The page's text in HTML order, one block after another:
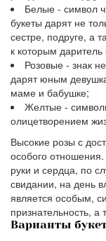
Белые - символ
букеты дарят не
сестре, подруге, а
к которым даритель
Розовые - знак
дарят юным
маме и бабушке;
Желтые -
олицетворением
Высокие розы с
особого
руки и сердца, по
свидании, на день
является особым,
признательность, а
Варианты